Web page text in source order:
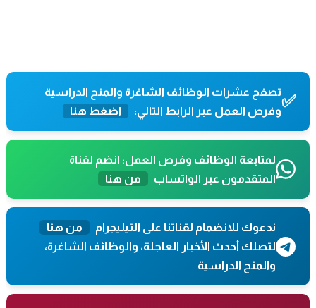
✅تصفح عشرات الوظائف الشاغرة والمنح الدراسية
وفرص العمل عبر الرابط التالي:
اضغط هنا
لمتابعة الوظائف وفرص العمل؛ انضم لقناة
المتقدمون عبر الواتساب
من هنا
ندعوك للانضمام لقناتنا على التيليجرام
من هنا
لتصلك أحدث الأخبار العاجلة، والوظائف الشاغرة،
والمنح الدراسية